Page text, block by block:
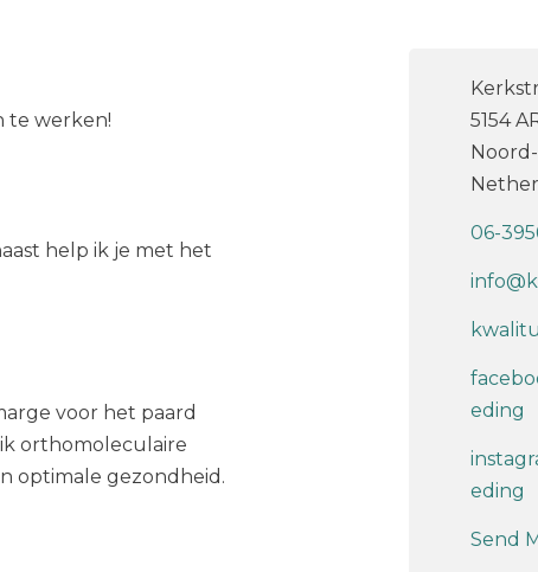
te werken!
help ik je met het
voor het paard
orthomoleculaire
optimale gezondheid.
5154
06-
eding
eding
Send